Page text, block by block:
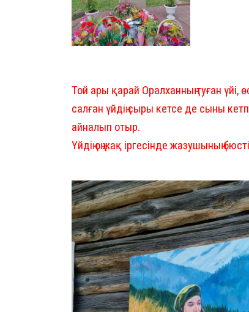
Той ары қарай Оралханның туған
салған үйдің сыры кетсе де сыны
айналып отыр.
Үйдің оң жақ іргесінде жазушының